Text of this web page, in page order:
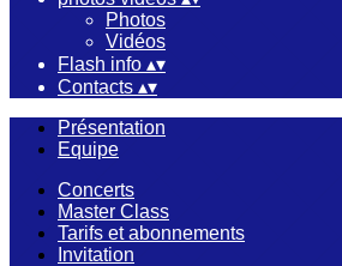
Photos
Vidéos
Flash info ▴▾
Contacts ▴▾
Présentation
Equipe
Concerts
Master Class
Tarifs et abonnements
Invitation